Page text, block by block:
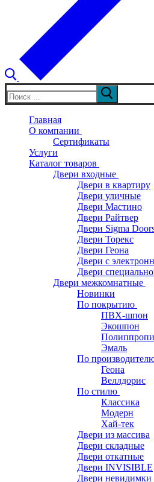
Искать:
Главная
О компании
Сертификаты
Услуги
Каталог товаров
Двери входные
Двери в квартиру
Двери уличные
Двери Мастино
Двери Райтвер
Двери Sigma
Двери Торекс
Двери Геона
Двери с
Двери
Двери межкомнатные
Новинки
По покрытию
ПВХ-шпон
Экошпон
Эмаль
По
Геона
Веллдорис
По стилю
Классика
Модерн
Хай-тек
Двери из массива
Двери складные
Двери откатные
Двери INVISIBLE
Двери невидимки